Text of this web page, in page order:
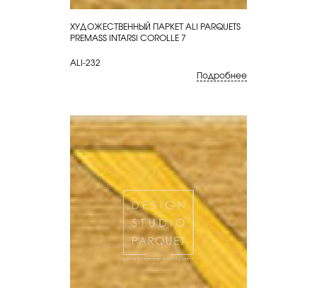
КУПИТЬ
ХУДОЖЕСТВЕННЫЙ ПАРКЕТ ALI PARQUETS
PREMASS INTARSI COROLLE 7
ALI-232
Подробнее